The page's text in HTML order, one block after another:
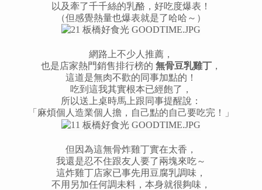
以及牽了千千絲的乳酪，好吃度爆表！
（但感覺熱量也爆表就是了哈哈～）
網路上不少人推薦，
也是店家熱門銷售排行榜的 無骨豆乳雞丁 ，
這道是無肉不歡的同事加點的！
吃到這我其實根本已經飽了，
所以送上桌時馬上跟同事提醒說：
「麻煩個人造業個人擔，自己點的自己要吃完！」
但因為這無骨炸雞丁實在太香，
我還是忍不住跟友人要了兩塊來吃～
這炸雞丁店家已事先用豆腐乳調味，
不用另加任何調未料，本身就很夠味，